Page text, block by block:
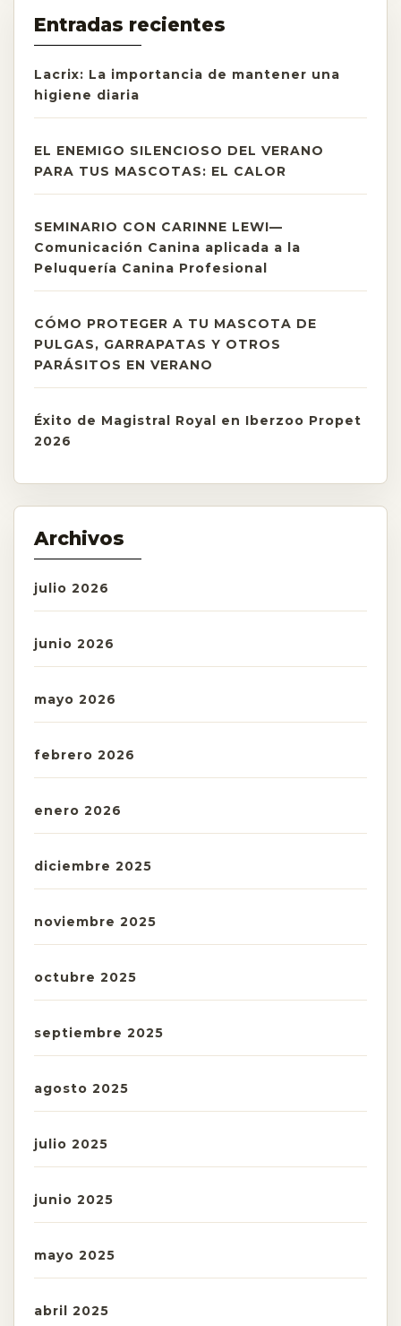
Entradas recientes
Lacrix: La importancia de mantener una
higiene diaria
EL ENEMIGO SILENCIOSO DEL VERANO
PARA TUS MASCOTAS: EL CALOR
SEMINARIO CON CARINNE LEWI—
Comunicación Canina aplicada a la
Peluquería Canina Profesional
CÓMO PROTEGER A TU MASCOTA DE
PULGAS, GARRAPATAS Y OTROS
PARÁSITOS EN VERANO
Éxito de Magistral Royal en Iberzoo Propet
2026
Archivos
julio 2026
junio 2026
mayo 2026
febrero 2026
enero 2026
diciembre 2025
noviembre 2025
octubre 2025
septiembre 2025
agosto 2025
julio 2025
junio 2025
mayo 2025
abril 2025